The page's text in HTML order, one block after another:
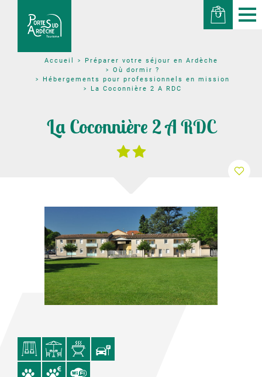
Accueil
Préparer votre séjour en Ardèche
Où dormir ?
Hébergements pour professionnels en mission
La Coconnière 2 A RDC
La Coconnière 2 A RDC